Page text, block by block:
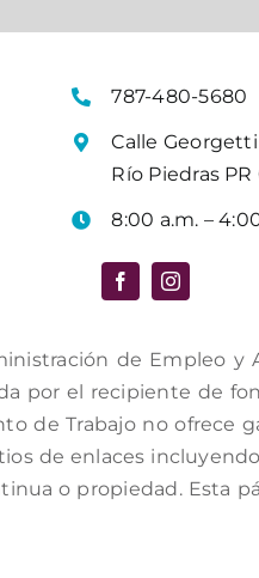
787-480-5680
Calle
Río Piedras
8:00 a.m. –
de Empleo y
por el recipiente de
de Trabajo no ofrece
de enlaces
o propiedad. Esta